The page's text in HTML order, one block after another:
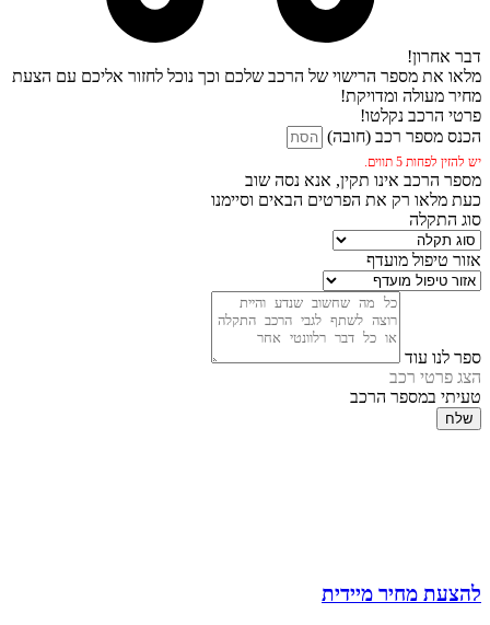
דבר אחרון!
מלאו את מספר הרישוי של הרכב שלכם וכך נוכל לחזור אליכם עם הצעת
מחיר מעולה ומדויקת!
פרטי הרכב נקלטו!
הכנס מספר רכב (חובה)
יש להזין לפחות 5 תווים.
מספר הרכב אינו תקין, אנא נסה שוב
כעת מלאו רק את הפרטים הבאים וסיימנו
סוג התקלה
אזור טיפול מועדף
ספר לנו עוד
הצג פרטי רכב
טעיתי במספר הרכב
שלח
להצעת מחיר מיידית